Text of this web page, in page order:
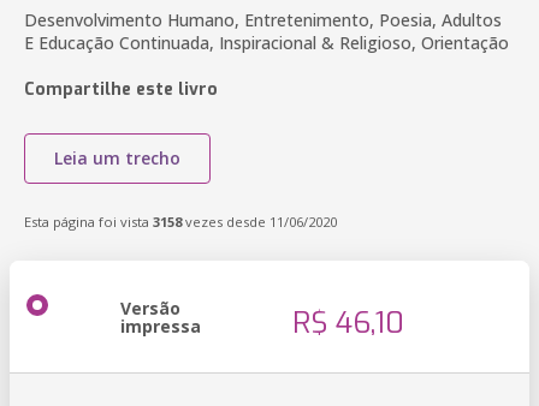
Desenvolvimento Humano, Entretenimento, Poesia, Adultos
E Educação Continuada, Inspiracional & Religioso, Orientação
Compartilhe este livro
Leia um trecho
Esta página foi vista 3158vezes desde 11/06/2020
Versão
impressa R$ 46,10